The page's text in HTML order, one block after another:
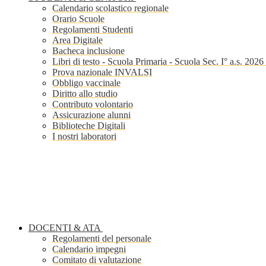
Calendario scolastico regionale
Orario Scuole
Regolamenti Studenti
Area Digitale
Bacheca inclusione
Libri di testo - Scuola Primaria - Scuola Sec. I° a.s. 2026
Prova nazionale INVALSI
Obbligo vaccinale
Diritto allo studio
Contributo volontario
Assicurazione alunni
Biblioteche Digitali
I nostri laboratori
DOCENTI & ATA
Regolamenti del personale
Calendario impegni
Comitato di valutazione